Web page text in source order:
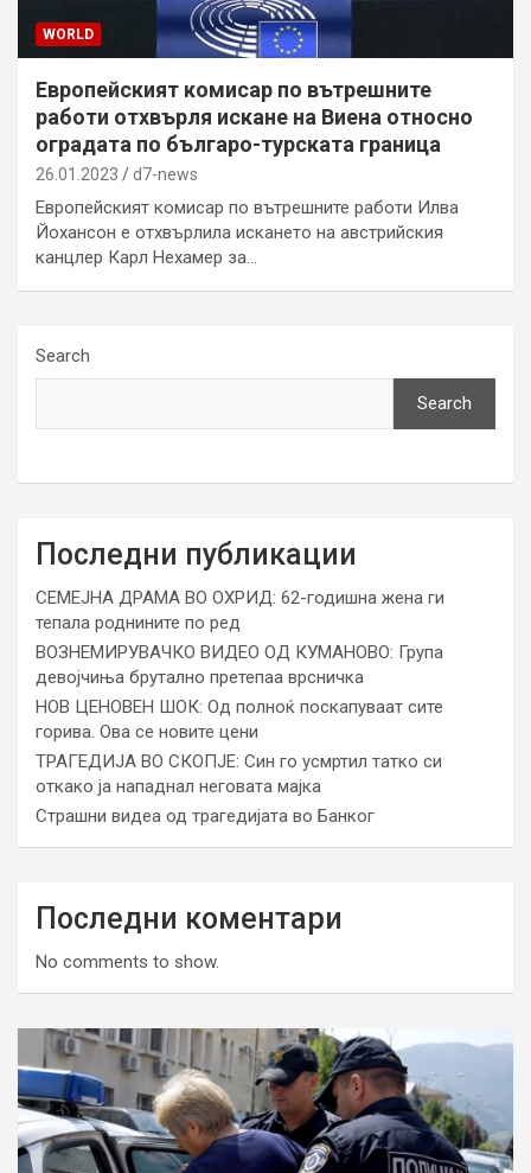
WORLD
Европейският комисар по вътрешните
работи отхвърля искане на Виена относно
оградата по българо-турската граница
26.01.2023 d7-news
Европейският комисар по вътрешните работи Илва
Йохансон е отхвърлила искането на австрийския
канцлер Карл Нехамер за…
Search
Search
Последни публикации
СЕМЕЈНА ДРАМА ВО ОХРИД: 62-годишна жена ги
тепала роднините по ред
ВОЗНЕМИРУВАЧКО ВИДЕО ОД КУМАНОВО: Група
девојчиња брутално претепаа врсничка
НОВ ЦЕНОВЕН ШОК: Од полноќ поскапуваат сите
горива. Ова се новите цени
ТРАГЕДИЈА ВО СКОПЈЕ: Син го усмртил татко си
откако ја нападнал неговата мајка
Страшни видеа од трагедијата во Банког
Последни коментари
No comments to show.